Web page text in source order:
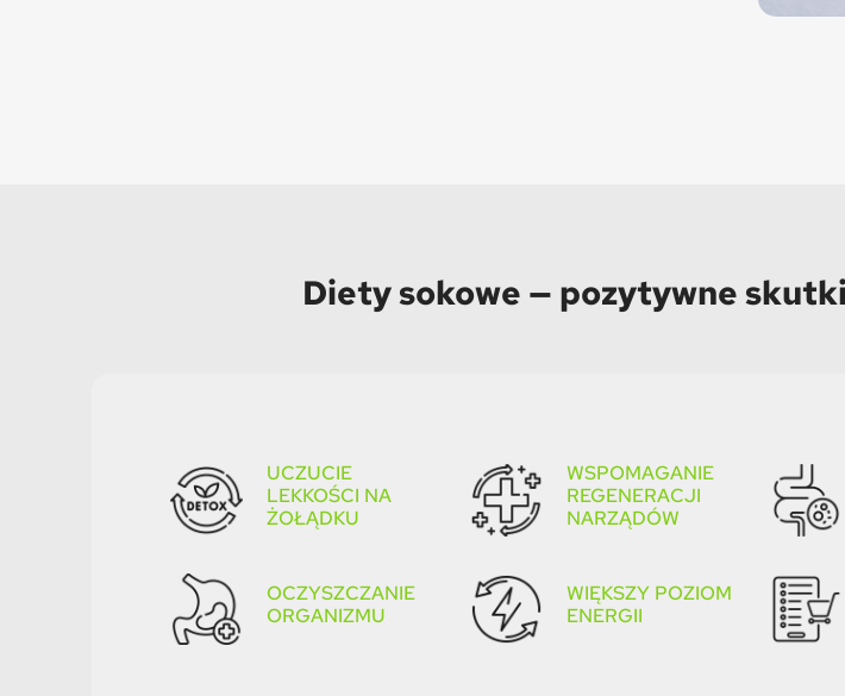
Diety sokowe — pozytywne
UCZUCIE
LEKKOŚCI NA
ŻOŁĄDKU
OCZYSZCZANIE
ORGANIZMU​
WSPOMAGANIE
REGENERACJI
NARZĄDÓW
WIĘKSZY POZIOM
ENERGII